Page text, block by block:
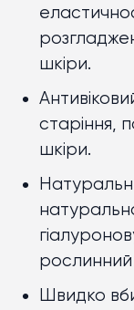
шкіри.
старіння,
шкіри.
Швидко